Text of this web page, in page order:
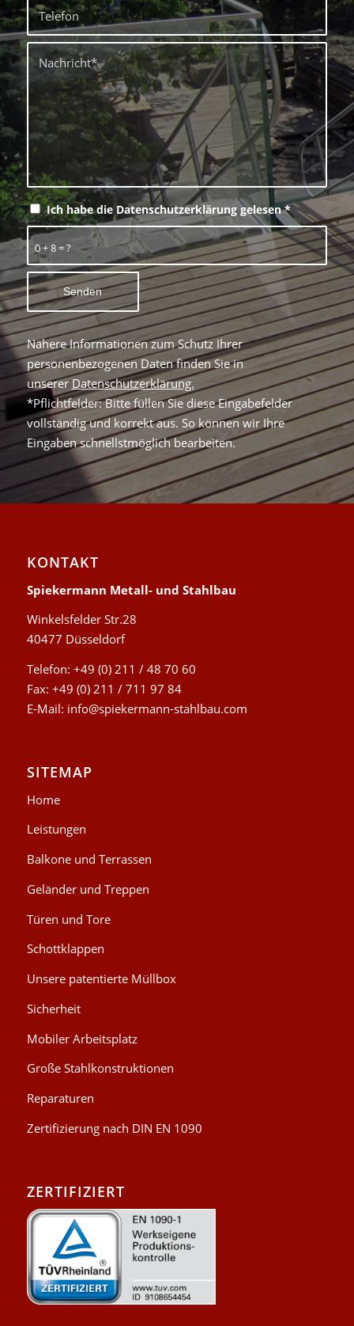
Ich habe die Datenschutzerklärung gelesen*
0 + 8 = ?
Nähere Informationen zum Schutz Ihrer
personenbezogenen Daten finden Sie in
unserer Datenschutzerklärung.
*Pflichtfelder: Bitte füllen Sie diese Eingabefelder
vollständig und korrekt aus. So können wir Ihre
Eingaben schnellstmöglich bearbeiten.
KONTAKT
Spiekermann Metall- und Stahlbau
Winkelsfelder Str.28
40477 Düsseldorf
Telefon: +49 (0) 211 / 48 70 60
Fax: +49 (0) 211 / 711 97 84
E-Mail: info@spiekermann-stahlbau.com
SITEMAP
Home
Leistungen
Balkone und Terrassen
Geländer und Treppen
Türen und Tore
Schottklappen
Unsere patentierte Müllbox
Sicherheit
Mobiler Arbeitsplatz
Große Stahlkonstruktionen
Reparaturen
Zertifizierung nach DIN EN 1090
ZERTIFIZIERT